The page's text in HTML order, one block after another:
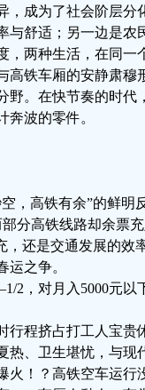
，成为了社会阶层
与舒适；另一边是
，两种生活，在同一
高铁车厢的安静肃
野。在快节奏的时
奔波的零件。
，高铁有余”的鲜
分高铁线路却余票
，还是交通发展的效
运之争。
2，对月入5000元
行程挤占打工人宝贵
热、卫生堪忧，与现
火！？高铁空车运